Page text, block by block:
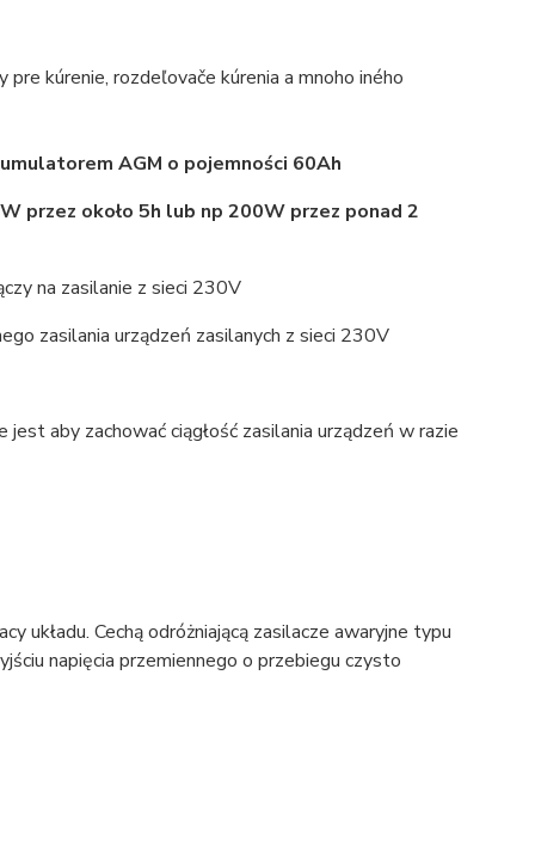
kúrenie, rozdeľovače kúrenia a mnoho iného
AGM o pojemności 60Ah
przez około 5h lub np 200W przez ponad 2
na zasilanie z sieci 230V
zasilania urządzeń zasilanych z sieci 230V
aby zachować ciągłość zasilania urządzeń w razie
Cechą odróżniającą zasilacze awaryjne typu
napięcia przemiennego o przebiegu czysto